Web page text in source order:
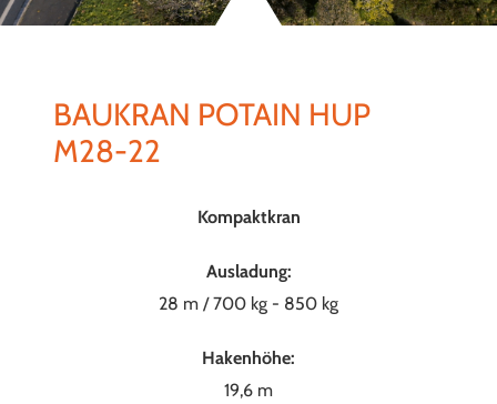
BAUKRAN POTAIN HUP
M28-22
Kompaktkran
Ausladung:
28 m / 700 kg - 850 kg
Hakenhöhe:
19,6 m